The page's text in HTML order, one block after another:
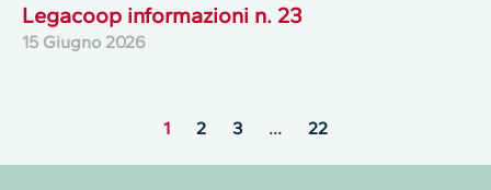
Legacoop informazioni n. 23
15 Giugno 2026
1 2 3 … 22